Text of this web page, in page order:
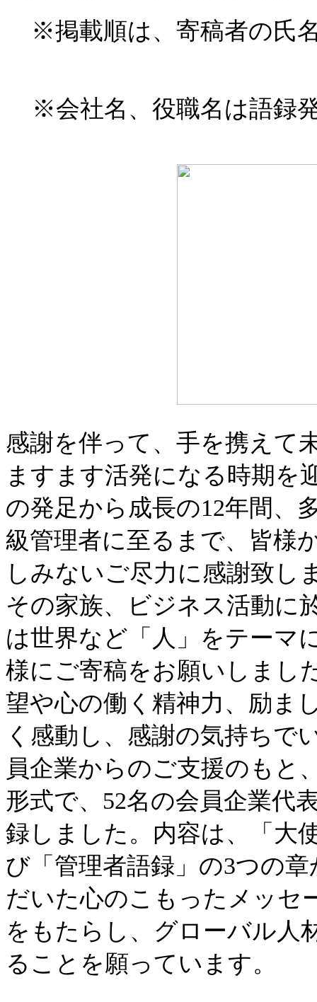
※掲載順は、寄稿者の氏
※会社名、役職名は語録
感謝を伴って、手を携えて
ますます活発になる時期を
の発足から成長の12年間、
級管理者に至るまで、皆様
しみないご尽力に感謝致し
その家族、ビジネス活動に
は世界など「人」をテーマ
様にご寄稿をお願いしまし
望や心の働く精神力、励ま
く感動し、感謝の気持ちで
員企業からのご支援のもと
形式で、52名の会員企業代
録しました。内容は、「大
び「管理者語録」の3つの
だいた心のこもったメッセ
をもたらし、グローバル人
ることを願っています。